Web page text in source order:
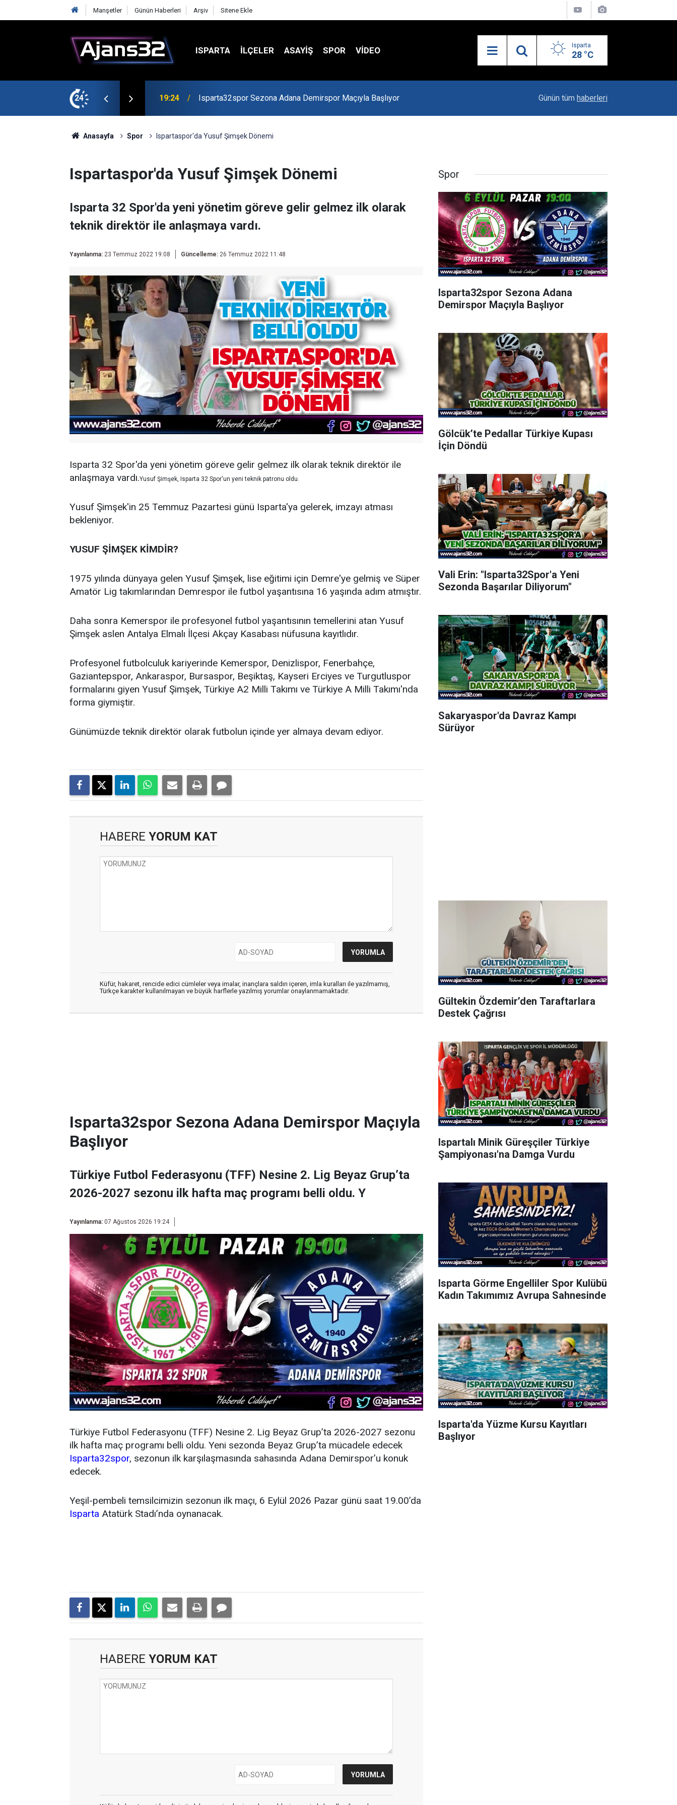
Manşetler Günün Haberleri Arşiv Sitene Ekle
ISPARTA İLÇELER ASAYİŞ SPOR VIDEO Isparta
28 °C
24
Maçıyla Başlıyor 19:22 Isparta Kredi Batağında Vali Erin: Bu İşin Kenarında Olanlara Bile Bu
Günün tüm haberleri
Anasayfa Spor Ispartaspor'da Yusuf Şimşek Dönemi
Ispartaspor'da Yusuf Şimşek Dönemi
Isparta 32 Spor'da yeni yönetim göreve gelir gelmez ilk olarak
teknik direktör ile anlaşmaya vardı.
Yayınlanma: 23 Temmuz 2022 19:08 Güncelleme: 26 Temmuz 2022 11:48
Isparta 32 Spor'da yeni yönetim göreve gelir gelmez ilk olarak teknik direktör ile
anlaşmaya vardı.Yusuf Şimşek, Isparta 32 Spor'un yeni teknik patronu oldu.
Yusuf Şimşek'in 25 Temmuz Pazartesi günü Isparta'ya gelerek, imzayı atması
bekleniyor.
YUSUF ŞİMŞEK KİMDİR?
1975 yılında dünyaya gelen Yusuf Şimşek, lise eğitimi için Demre'ye gelmiş ve Süper
Amatör Lig takımlarından Demrespor ile futbol yaşantısına 16 yaşında adım atmıştır.
Daha sonra Kemerspor ile profesyonel futbol yaşantısının temellerini atan Yusuf
Şimşek aslen Antalya Elmalı İlçesi Akçay Kasabası nüfusuna kayıtlıdır.
Profesyonel futbolculuk kariyerinde Kemerspor, Denizlispor, Fenerbahçe,
Gaziantepspor, Ankaraspor, Bursaspor, Beşiktaş, Kayseri Erciyes ve Turgutluspor
formalarını giyen Yusuf Şimşek, Türkiye A2 Milli Takımı ve Türkiye A Milli Takımı'nda
forma giymiştir.
Günümüzde teknik direktör olarak futbolun içinde yer almaya devam ediyor.
HABERE YORUM KAT
Küfür, hakaret, rencide edici cümleler veya imalar, inançlara saldırı içeren, imla kuralları ile yazılmamış,
Türkçe karakter kullanılmayan ve büyük harflerle yazılmış yorumlar onaylanmamaktadır.
Isparta32spor Sezona Adana Demirspor Maçıyla
Başlıyor
Türkiye Futbol Federasyonu (TFF) Nesine 2. Lig Beyaz Grup’ta
2026-2027 sezonu ilk hafta maç programı belli oldu. Y
Yayınlanma: 07 Ağustos 2026 19:24
Türkiye Futbol Federasyonu (TFF) Nesine 2. Lig Beyaz Grup’ta 2026-2027 sezonu
ilk hafta maç programı belli oldu. Yeni sezonda Beyaz Grup’ta mücadele edecek
Isparta32spor, sezonun ilk karşılaşmasında sahasında Adana Demirspor’u konuk
edecek.
Yeşil-pembeli temsilcimizin sezonun ilk maçı, 6 Eylül 2026 Pazar günü saat 19.00’da
Isparta Atatürk Stadı’nda oynanacak.
HABERE YORUM KAT
Spor
Isparta32spor Sezona Adana
Demirspor Maçıyla Başlıyor
Gölcük’te Pedallar Türkiye Kupası
İçin Döndü
Vali Erin: "Isparta32Spor'a Yeni
Sezonda Başarılar Diliyorum"
Sakaryaspor'da Davraz Kampı
Sürüyor
Gültekin Özdemir’den Taraftarlara
Destek Çağrısı
Ispartalı Minik Güreşçiler Türkiye
Şampiyonası'na Damga Vurdu
Isparta Görme Engelliler Spor Kulübü
Kadın Takımımız Avrupa Sahnesinde
Isparta'da Yüzme Kursu Kayıtları
Başlıyor